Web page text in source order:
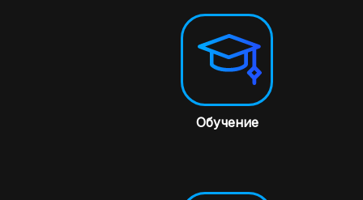
Обучение